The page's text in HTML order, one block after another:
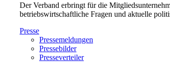
Der Verband erbringt für die
betriebswirtschaftliche Fragen und aktuelle
Presse
Pressemeldungen
Pressebilder
Presseverteiler